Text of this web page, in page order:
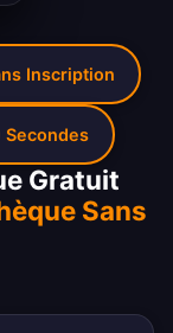
Gratuit
Sans
Inscription
Secondes